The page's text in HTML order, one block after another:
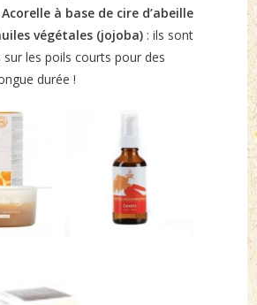
à base de cire d’abeille
végétales (jojoba) : ils sont
les poils courts pour des
durée !